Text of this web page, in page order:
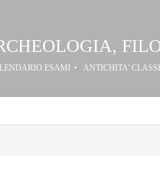
ESAMI ANTICHITA'